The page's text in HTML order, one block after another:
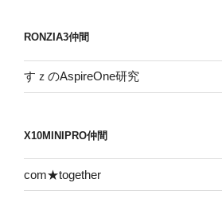
RONZIA3仲間
すｚのAspireOne研究
X10MINIPRO仲間
com★together